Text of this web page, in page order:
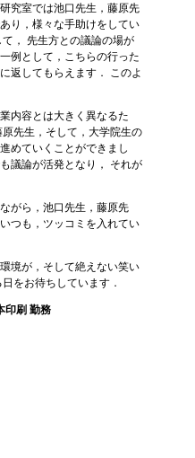
究室では池口先生，藤原先
り，様々な手助けをしてい
， 先生方との議論の場が
例として，こちらの行った
返してもらえます． このよ
内容とは大きく異なるた
先生，そして，大学院生の
めていくことができまし
議論が活発となり， それが
がら，池口先生，藤原先
つも，ツッコミを入れてい
境が，そして絶えない笑い
をお待ちしています．
印刷 勤務